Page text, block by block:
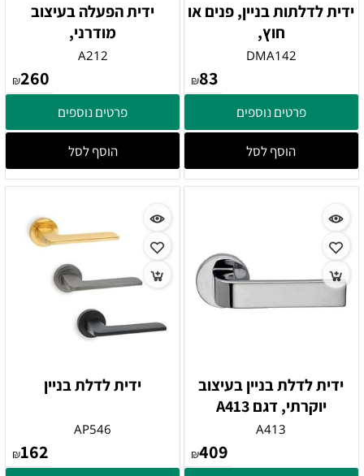
ידית לדלתות בניין, פנים או
חוץ,
DMA142
₪83
פרטים נוספים
הוסף לסל
ידית הפעלה בעיצוב
מודרני,
A212
₪260
פרטים נוספים
הוסף לסל
ידית לדלת בניין בעיצוב
יוקרתי, דגם A413
A413
₪409
ידית לדלת בניין
AP546
₪162